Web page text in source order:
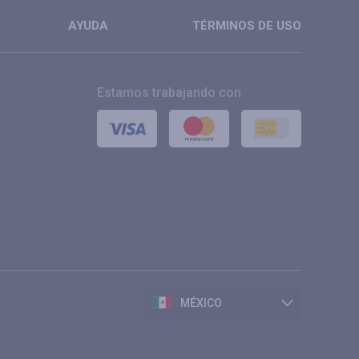
AYUDA TÉRMINOS DE USO
Estamos trabajando con
MÉXICO